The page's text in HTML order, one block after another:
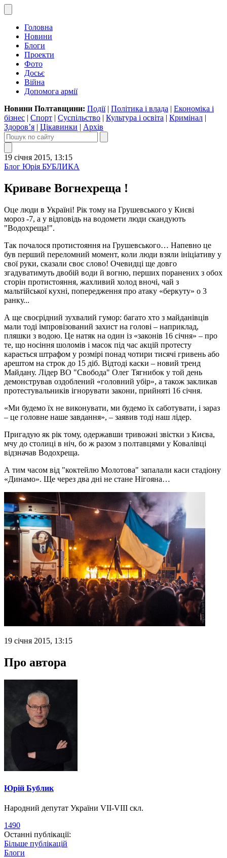
Головна
Новини
Блоги
Проекти
Фото
Досьє
Війна
Допомога армії
Новини Полтавщини: Події| Політика і влада | Економіка і
бізнес | Спорт | Суспільство | Культура і освіта | Кримінал |
Здоров’я | Цікавинки | Архів
19 січня 2015, 13:15
Блог Юрія БУБЛИКА
Криваве Вогнехреща !
Оце люди в Україні! Рік тому на Грушевського у Києві
мороз -7, а у відповідь на водомети люди скандують
"Водохреща!".
Так почалося протистояння на Грушевського… Напевно це
був перший переломний момент, коли люди взяли ініціативу у
свої руки, сказали своє слово! Очевидці ще довго
згадуватимуть двобій води й вогню, перших поранених з обох
сторін протистояння, жахливий холод вночі, чай з
мальтійської кухні, попередження про атаку «беркуту» о 3
ранку...
А ще своєрідний зухвалий гумор: багато хто з майданівців
мали тоді імпровізований захист на голові – наприклад,
пляшки з водою. Це натяк на один із «законів 16 січня» – про
те, що носіння шоломів і масок під час акцій протесту
карається штрафом у розмірі понад чотири тисячі гривень або
арештом на строк до 15 діб. Відтоді каски – новий тренд
Майдану. Лідер ВО "Свобода" Олег Тягнибок у той день
демонстрував оздоблений «головний убір», а також закликав
протестувальників ігнорувати закони, прийняті 16 січня.
«Ми будемо їх не виконувати, ми будемо їх саботувати, і зараз
– це головне наше завдання», – заявив тоді наш лідер.
Пригадую як рік тому, одержавши тривожні звістки з Києва,
мчу до столиці в ніч, бо ж разом з полтавцями у Ковалівці
відзначав Водохреща.
А тим часом від "коктейлю Молотова" запалали каси стадіону
«Динамо». Ще через два дні не стане Нігояна…
19 січня 2015, 13:15
Про автора
Юрій Бублик
Народний депутат України VII-VIII скл.
1490
Останні публікації:
Більше публікацій
Блоги